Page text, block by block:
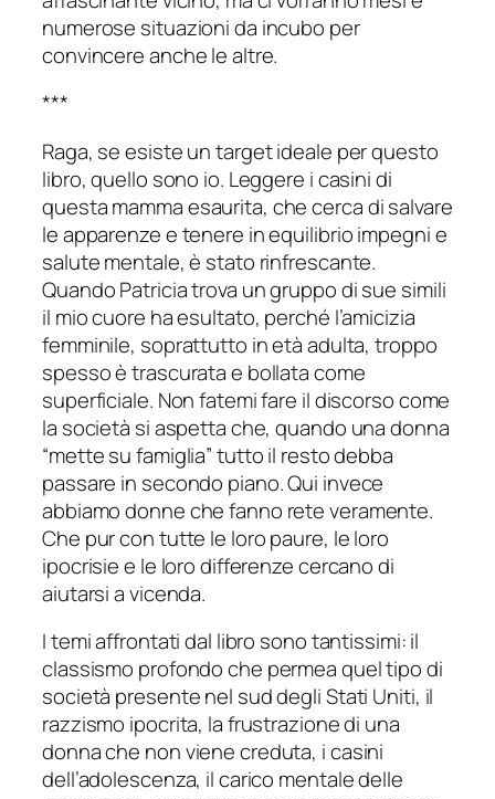
numerose situazioni da incubo per
convincere anche le altre.
***
Raga, se esiste un target ideale per questo
libro, quello sono io. Leggere i casini di
questa mamma esaurita, che cerca di salvare
le apparenze e tenere in equilibrio impegni e
salute mentale, è stato rinfrescante.
Quando Patricia trova un gruppo di sue simili
il mio cuore ha esultato, perché l’amicizia
femminile, soprattutto in età adulta, troppo
spesso è trascurata e bollata come
superficiale. Non fatemi fare il discorso come
la società si aspetta che, quando una donna
“mette su famiglia” tutto il resto debba
passare in secondo piano. Qui invece
abbiamo donne che fanno rete veramente.
Che pur con tutte le loro paure, le loro
ipocrisie e le loro differenze cercano di
aiutarsi a vicenda.
I temi affrontati dal libro sono tantissimi: il
classismo profondo che permea quel tipo di
società presente nel sud degli Stati Uniti, il
razzismo ipocrita, la frustrazione di una
donna che non viene creduta, i casini
dell’adolescenza, il carico mentale delle